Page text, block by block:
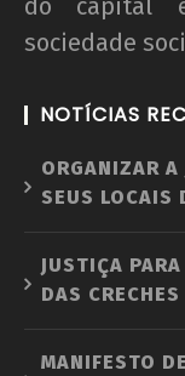
do capital
sociedade
NOTÍCIAS
ORGANIZAR A
SEUS LOCAIS
JUSTIÇA
DAS
MANIFESTO